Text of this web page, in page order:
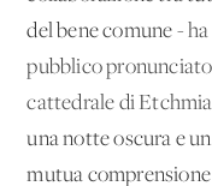
del bene comune -
pubblico
cattedrale di
una notte oscura e
mutua